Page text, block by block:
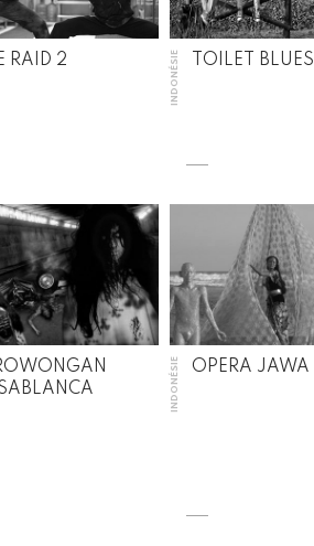
RAID 2 INDONÉSIE TOILET BLUES
INDONÉSIE OPERA JAWA